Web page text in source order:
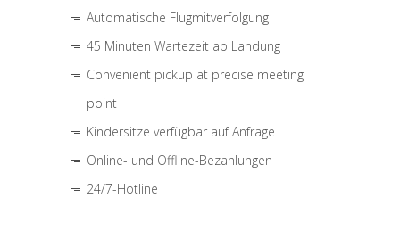
Automatische Flugmitverfolgung
45 Minuten Wartezeit ab Landung
Convenient pickup at precise meeting
point
Kindersitze verfügbar auf Anfrage
Online- und Offline-Bezahlungen
24/7-Hotline